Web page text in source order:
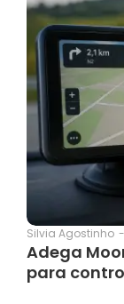
Silvia Agostinho -
Adega
para